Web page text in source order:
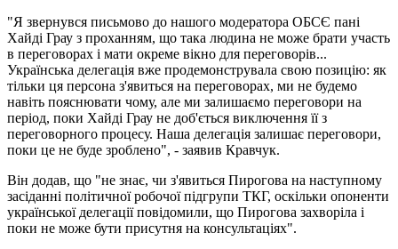
"Я звернувся письмово до нашого модератора ОБСЄ пані
Хайді Грау з проханням, що така людина не може брати участь
в переговорах і мати окреме вікно для переговорів...
Українська делегація вже продемонструвала свою позицію: як
тільки ця персона з'явиться на переговорах, ми не будемо
навіть пояснювати чому, але ми залишаємо переговори на
період, поки Хайді Грау не доб'ється виключення її з
переговорного процесу. Наша делегація залишає переговори,
поки це не буде зроблено", - заявив Кравчук.
Він додав, що "не знає, чи з'явиться Пирогова на наступному
засіданні політичної робочої підгрупи ТКГ, оскільки опоненти
української делегації повідомили, що Пирогова захворіла і
поки не може бути присутня на консультаціях".